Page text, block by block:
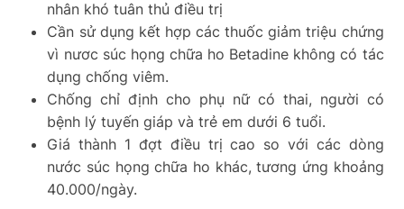
nhân khó tuân thủ điều trị
Cần sử dụng kết hợp các thuốc giảm triệu chứng
vì nươc súc họng chữa ho Betadine không có tác
dụng chống viêm.
Chống chỉ định cho phụ nữ có thai, người có
bệnh lý tuyến giáp và trẻ em dưới 6 tuổi.
Giá thành 1 đợt điều trị cao so với các dòng
nước súc họng chữa ho khác, tương ứng khoảng
40.000/ngày.